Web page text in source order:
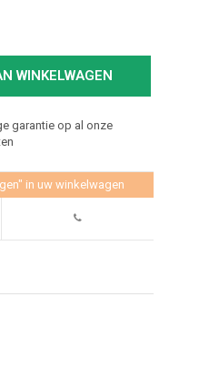
WINKELWAGEN
garantie op al onze
in uw winkelwagen